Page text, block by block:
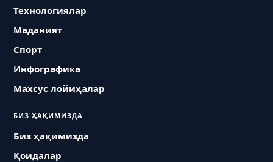
Технологиялар
Маданият
Спорт
Инфографика
Махсус лойиҳалар
БИЗ ҲАҚИМИЗДА
Биз ҳақимизда
Қоидалар